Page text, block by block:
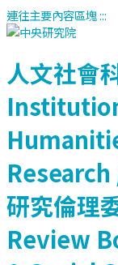
連往主要內容區塊:::
人文社會
研究倫理
Review